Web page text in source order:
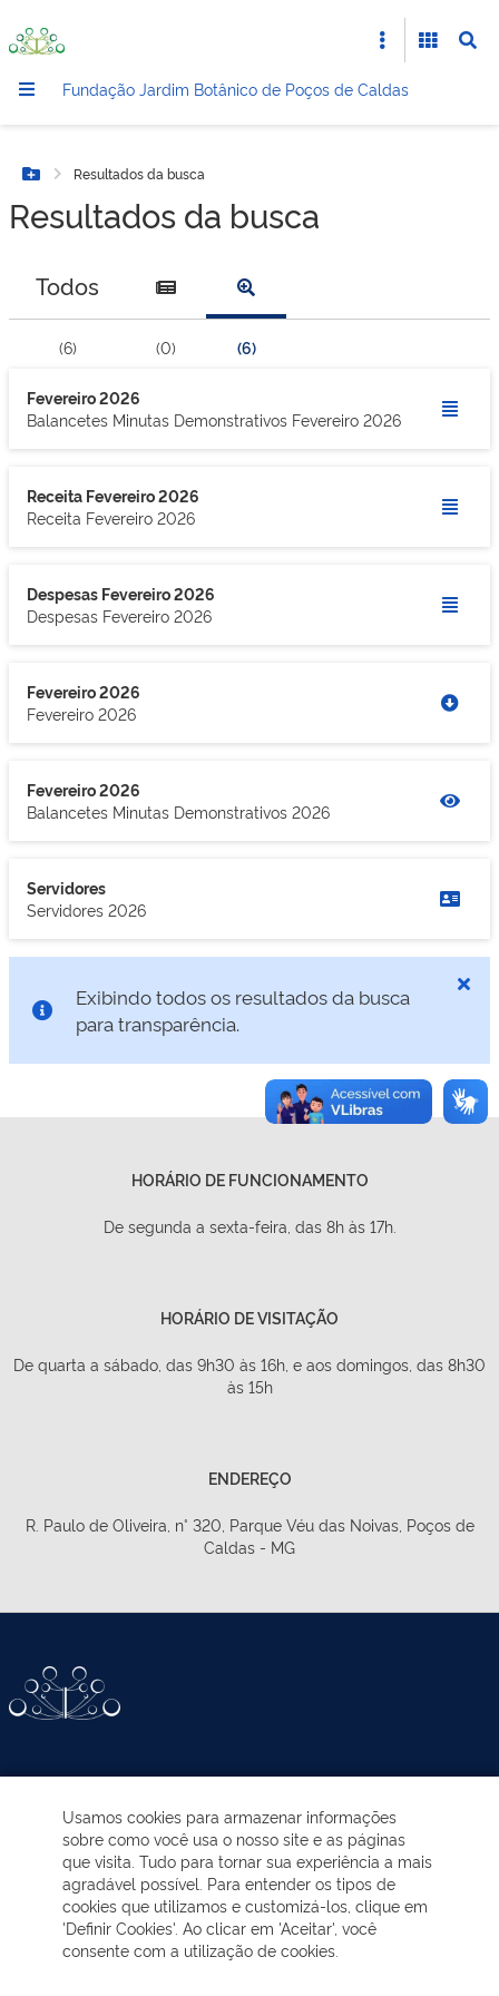
Fundação Jardim Botânico de Poços de Caldas
Botão Menu
Resultados da busca
Resultados da busca
Todos
(6) (0) (6)
Fevereiro 2026
Balancetes Minutas Demonstrativos Fevereiro 2026
Receita Fevereiro 2026
Receita Fevereiro 2026
Despesas Fevereiro 2026
Despesas Fevereiro 2026
Fevereiro 2026
Fevereiro 2026
Fevereiro 2026
Balancetes Minutas Demonstrativos 2026
Servidores
Servidores 2026
Exibindo todos os resultados da busca
para transparência.
HORÁRIO DE FUNCIONAMENTO
De segunda a sexta-feira, das 8h às 17h.
HORÁRIO DE VISITAÇÃO
De quarta a sábado, das 9h30 às 16h, e aos domingos, das 8h30
às 15h
ENDEREÇO
R. Paulo de Oliveira, n° 320, Parque Véu das Noivas, Poços de
Caldas - MG
EDUCAÇÃO AMBIENTAL
NOTÍCIAS
Usamos cookies para armazenar informações
sobre como você usa o nosso site e as páginas
que visita. Tudo para tornar sua experiência a mais
agradável possível. Para entender os tipos de
cookies que utilizamos e customizá-los, clique em
'Definir Cookies'. Ao clicar em 'Aceitar', você
consente com a utilização de cookies.